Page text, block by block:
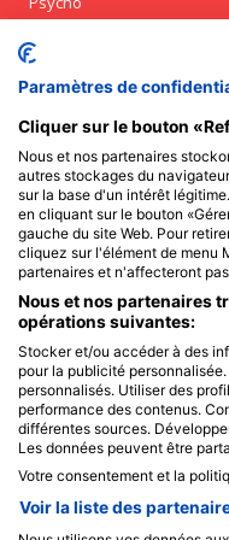
et comment s’en servir
Paramètres de
Cliquer sur le bouton
Nous et nos partenaires
autres stockages du
sur la base d'un intérêt
en cliquant sur le bouton
gauche du site Web. Pour
cliquez sur l'élément de menu
partenaires et n'affecteront
Nous et nos partenaires
opérations suivantes:
Stocker et/ou accéder à des
pour la publicité
personnalisés. Utiliser des
performance des contenus.
différentes sources.
Les données peuvent être
Votre consentement et la
Voir la liste des